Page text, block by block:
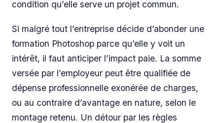
condition qu’elle serve un projet commun.
Si malgré tout l’entreprise décide d’abonder une
formation Photoshop parce qu’elle y voit un
intérêt, il faut anticiper l’impact paie. La somme
versée par l’employeur peut être qualifiée de
dépense professionnelle exonérée de charges,
ou au contraire d’avantage en nature, selon le
montage retenu. Un détour par les règles